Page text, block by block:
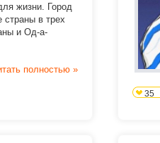
жизни. Город
страны в трех
и Oд-а-
полностью »
35